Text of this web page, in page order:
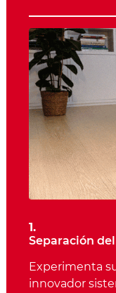
1.
Separación
Experimenta
innovador